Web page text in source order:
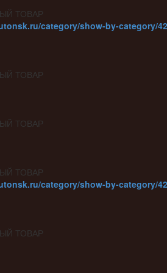
ТОВАР
category/show-by-category/
ТОВАР
ТОВАР
ТОВАР
category/show-by-category/
ТОВАР